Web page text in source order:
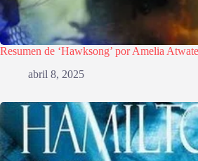
Resumen de ‘Hawksong’ por Amelia
abril 8, 2025